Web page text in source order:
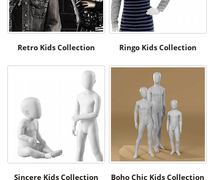
Retro Kids Collection Ringo Kids Collection
Sincere Kids Collection Boho Chic Kids Collection